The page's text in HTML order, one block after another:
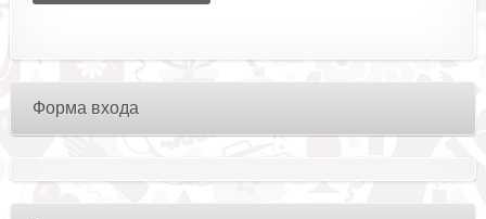
Форма входа